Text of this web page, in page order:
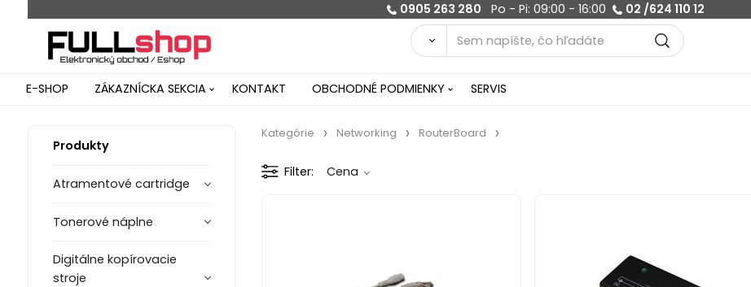
0905 263 280 Po - Pi: 09:00 - 16:00 02 /624 110 12
E-SHOP ZÁKAZNÍCKA SEKCIA KONTAKT OBCHODNÉ PODMIENKY SERVIS
Produkty
Atramentové cartridge
Tonerové náplne
Digitálne kopírovacie
stroje
Kategórie Networking RouterBoard
Filter Cena